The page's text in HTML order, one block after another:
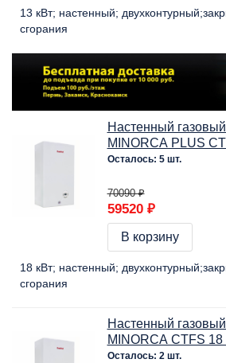
13 кВт настенный двухконтурный
сгорания
Настенный
MINORCA PLUS
Осталось: 5 шт.
70090 ₽
59520 ₽
В корзину
18 кВт настенный двухконтурный
сгорания
Настенный
MINORCA CTFS 18
Осталось: 2 шт.